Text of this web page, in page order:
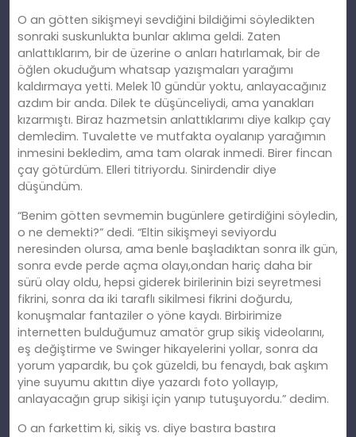
O an götten sikişmeyi sevdiğini bildiğimi söyledikten
sonraki suskunlukta bunlar aklıma geldi. Zaten
anlattıklarım, bir de üzerine o anları hatırlamak, bir de
öğlen okuduğum whatsap yazışmaları yarağımı
kaldırmaya yetti. Melek 10 gündür yoktu, anlayacağınız
azdım bir anda. Dilek te düşünceliydi, ama yanakları
kızarmıştı. Biraz hazmetsin anlattıklarımı diye kalkıp çay
demledim. Tuvalette ve mutfakta oyalanıp yarağımın
inmesini bekledim, ama tam olarak inmedi. Birer fincan
çay götürdüm. Elleri titriyordu. Sinirdendir diye
düşündüm.
“Benim götten sevmemin bugünlere getirdiğini söyledin,
o ne demekti?” dedi. “Eltin sikişmeyi seviyordu
neresinden olursa, ama benle başladıktan sonra ilk gün,
sonra evde perde açma olayı,ondan hariç daha bir
sürü olay oldu, hepsi giderek birilerinin bizi seyretmesi
fikrini, sonra da iki taraflı sikilmesi fikrini doğurdu,
konuşmalar fantaziler o yöne kaydı. Birbirimize
internetten bulduğumuz amatör grup sikiş videolarını,
eş değiştirme ve Swinger hikayelerini yollar, sonra da
yorum yapardık, bu çok güzeldi, bu fenaydı, bak aşkım
yine suyumu akıttın diye yazardı foto yollayıp,
anlayacağın grup sikişi için yanıp tutuşuyordu.” dedim.
O an farkettim ki, sikiş vs. diye bastıra bastıra